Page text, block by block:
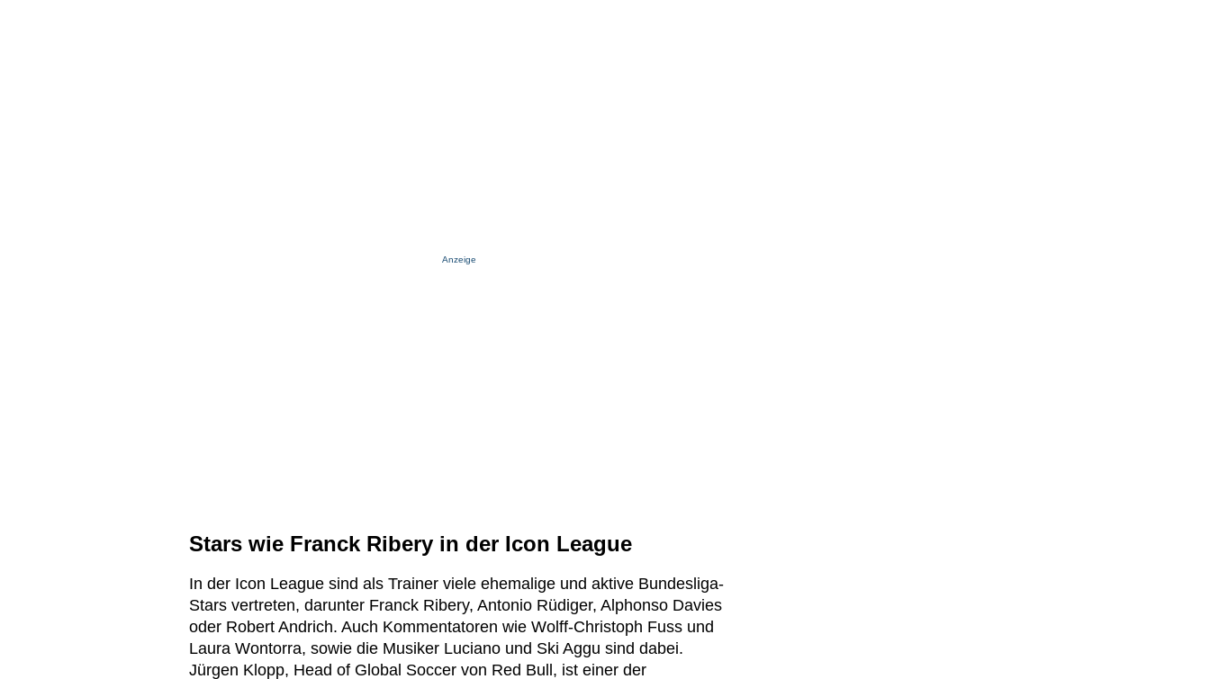
Anzeige
Stars wie Franck Ribery in der Icon League
In der Icon League sind als Trainer viele ehemalige und aktive Bundesliga-
Stars vertreten, darunter Franck Ribery, Antonio Rüdiger, Alphonso Davies
oder Robert Andrich. Auch Kommentatoren wie Wolff-Christoph Fuss und
Laura Wontorra, sowie die Musiker Luciano und Ski Aggu sind dabei.
Jürgen Klopp, Head of Global Soccer von Red Bull, ist einer der